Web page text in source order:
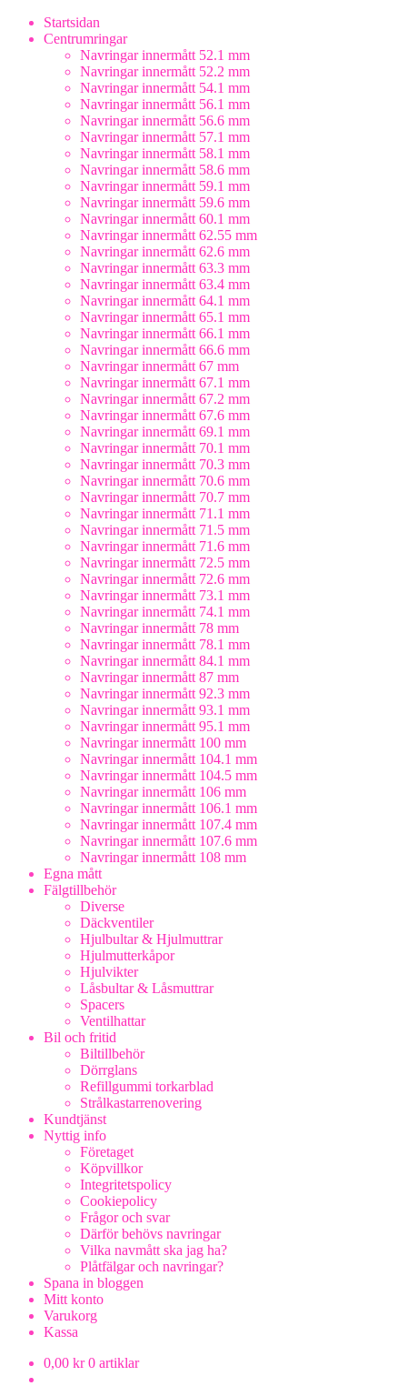
Startsidan
Centrumringar
Navringar innermått 52.1 mm
Navringar innermått 52.2 mm
Navringar innermått 54.1 mm
Navringar innermått 56.1 mm
Navringar innermått 56.6 mm
Navringar innermått 57.1 mm
Navringar innermått 58.1 mm
Navringar innermått 58.6 mm
Navringar innermått 59.1 mm
Navringar innermått 59.6 mm
Navringar innermått 60.1 mm
Navringar innermått 62.55 mm
Navringar innermått 62.6 mm
Navringar innermått 63.3 mm
Navringar innermått 63.4 mm
Navringar innermått 64.1 mm
Navringar innermått 65.1 mm
Navringar innermått 66.1 mm
Navringar innermått 66.6 mm
Navringar innermått 67 mm
Navringar innermått 67.1 mm
Navringar innermått 67.2 mm
Navringar innermått 67.6 mm
Navringar innermått 69.1 mm
Navringar innermått 70.1 mm
Navringar innermått 70.3 mm
Navringar innermått 70.6 mm
Navringar innermått 70.7 mm
Navringar innermått 71.1 mm
Navringar innermått 71.5 mm
Navringar innermått 71.6 mm
Navringar innermått 72.5 mm
Navringar innermått 72.6 mm
Navringar innermått 73.1 mm
Navringar innermått 74.1 mm
Navringar innermått 78 mm
Navringar innermått 78.1 mm
Navringar innermått 84.1 mm
Navringar innermått 87 mm
Navringar innermått 92.3 mm
Navringar innermått 93.1 mm
Navringar innermått 95.1 mm
Navringar innermått 100 mm
Navringar innermått 104.1 mm
Navringar innermått 104.5 mm
Navringar innermått 106 mm
Navringar innermått 106.1 mm
Navringar innermått 107.4 mm
Navringar innermått 107.6 mm
Navringar innermått 108 mm
Egna mått
Fälgtillbehör
Diverse
Däckventiler
Hjulbultar & Hjulmuttrar
Hjulmutterkåpor
Hjulvikter
Låsbultar & Låsmuttrar
Spacers
Ventilhattar
Bil och fritid
Biltillbehör
Dörrglans
Refillgummi torkarblad
Strålkastarrenovering
Kundtjänst
Nyttig info
Företaget
Köpvillkor
Integritetspolicy
Cookiepolicy
Frågor och svar
Därför behövs navringar
Vilka navmått ska jag ha?
Plåtfälgar och navringar?
Spana in bloggen
Mitt konto
Varukorg
Kassa
0,00 kr 0 artiklar